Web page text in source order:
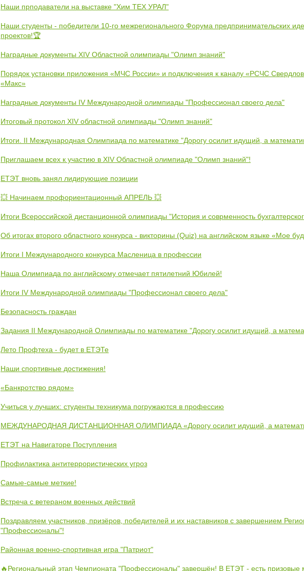
Наши прподаватели на выставке "Хим ТЕХ УРАЛ"
Наши студенты - победители 10-го межрегионального Форума предпринимательских
проектов!🏆
Наградные документы XIV Областной олимпиады "Олимп знаний"
Порядок установки приложения «МЧС России» и подключения к каналу «РСЧС
«Макс»
Наградные документы IV Международной олимпиады "Профессионал своего дела"
Итоговый протокол XIV областной олимпиады "Олимп знаний"
Итоги. II Международная Олимпиада по математике "Дорогу осилит идущий, а
Приглашаем всех к участию в XIV Областной олимпиаде "Олимп знаний"!
ЕТЭТ вновь занял лидирующие позиции
💥 Начинаем профориентационный АПРЕЛЬ 💥
Итоги Всероссийской дистанционной олимпиады "История и соврменность
Об итогах второго областного конкурса - викторины (Quiz) на английском языке «Мое
Итоги I Международного конкурса Масленица в профессии
Наша Олимпиада по английскому отмечает пятилетний Юбилей!
Итоги IV Международной олимпиады "Профессионал своего дела"
Безопасность граждан
Задания II Международной Олимпиады по математике "Дорогу осилит идущий, а
Лето Профтеха - будет в ЕТЭТе
Наши спортивные достижения!
«Банкротство рядом»
Учиться у лучших: студенты техникума погружаются в профессию
МЕЖДУНАРОДНАЯ ДИСТАНЦИОННАЯ ОЛИМПИАДА «Дорогу осилит идущий, а
ЕТЭТ на Навигаторе Поступления
Профилактика антитеррористических угроз
Самые-самые меткие!
Встреча с ветераном военных действий
Поздравляем участников, призёров, победителей и их наставников с завершением
"Профессионалы"!
Районная военно-спортивная игра "Патриот"
🔥Региональный этап Чемпионата "Профессионалы" завершён! В ЕТЭТ - есть призовые